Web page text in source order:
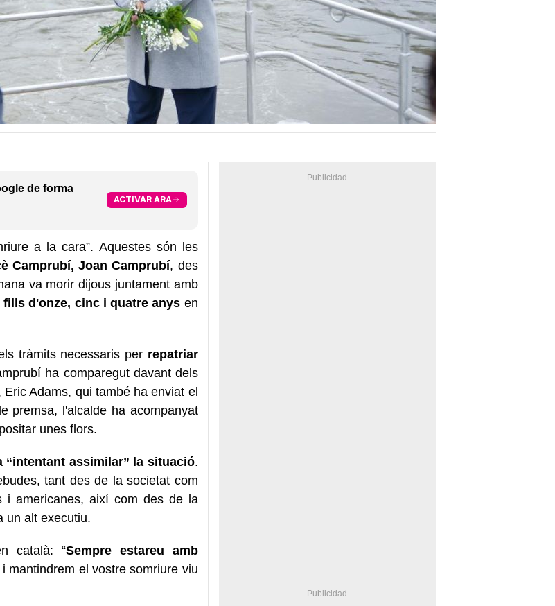
de forma
ACTIVAR ARA
a la cara”. Aquestes són les
Camprubí, Joan Camprubí, des
va morir dijous juntament amb
fills d'onze, cinc i quatre anys en
tràmits necessaris per repatriar
ha comparegut davant dels
Adams, qui també ha enviat el
premsa, l'alcalde ha acompanyat
unes flors.
“intentant assimilar” la situació.
tant des de la societat com
i americanes, així com des de la
un alt executiu.
català: “Sempre estareu amb
mantindrem el vostre somriure viu